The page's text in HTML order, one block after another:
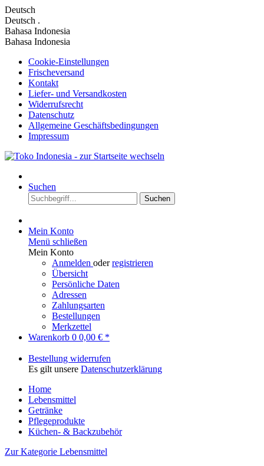
Deutsch
Deutsch .
Bahasa Indonesia
Bahasa Indonesia
Cookie-Einstellungen
Frischeversand
Kontakt
Liefer- und Versandkosten
Widerrufsrecht
Datenschutz
Allgemeine Geschäftsbedingungen
Impressum
Suchen
Suchen
Mein Konto
Menü schließen
Mein Konto
Anmelden oderregistrieren
Übersicht
Persönliche Daten
Adressen
Zahlungsarten
Bestellungen
Merkzettel
Warenkorb 0 0,00 € *
Bestellung widerrufen
Es gilt unsere Datenschutzerklärung
Home
Lebensmittel
Getränke
Pflegeprodukte
Küchen- & Backzubehör
Zur Kategorie Lebensmittel